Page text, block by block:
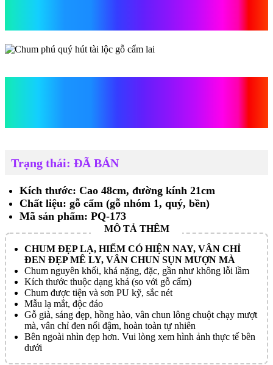
Trạng thái: ĐÃ BÁN
Kích thước: Cao 48cm, đường kính 21cm
Chất liệu: gỗ cẩm (gỗ nhóm 1, quý, bền)
Mã sản phẩm: PQ-173
CHUM ĐẸP LẠ, HIẾM CÓ HIỆN NAY, VÂN CHỈ
ĐEN ĐẸP MÊ LY, VÂN CHUN SỤN MƯỢN MÀ
Chum nguyên khối, khá nặng, đặc, gần như không lỗi lầm
Kích thước thuộc dạng khá (so với gỗ cẩm)
Chum được tiện và sơn PU kỹ, sắc nét
Mẫu lạ mắt, độc đáo
Gỗ già, sáng đẹp, hồng hào, vân chun lông chuột chạy mượt
mà, vân chỉ đen nổi đậm, hoàn toàn tự nhiên
Bên ngoài nhìn đẹp hơn. Vui lòng xem hình ảnh thực tế bên
dưới